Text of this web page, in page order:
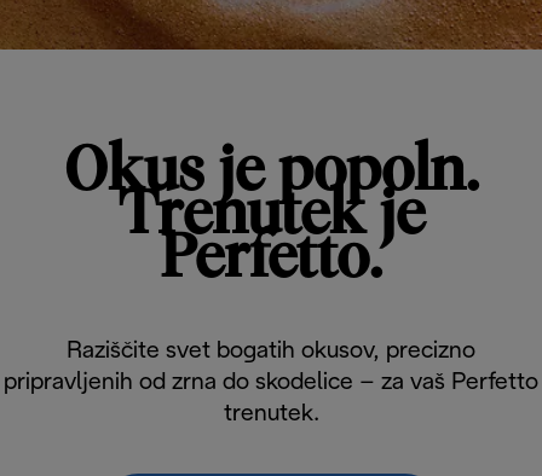
Okus je popoln.
Trenutek je
Perfetto.
Raziščite svet bogatih okusov, precizno
pripravljenih od zrna do skodelice – za vaš Perfetto
trenutek.